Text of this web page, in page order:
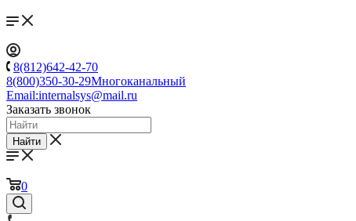
8(812)642-42-70
8(800)350-30-29Многоканальный
Email:internalsys@mail.ru
Заказать звонок
Найти
0